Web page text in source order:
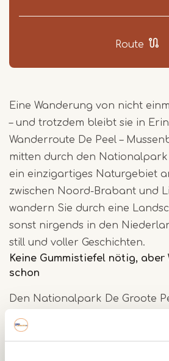
Route
Eine Wanderung von nicht
– und trotzdem bleibt sie in
Wanderroute De Peel –
mitten durch den Nationalpark
ein einzigartiges Naturgebiet
zwischen Noord-Brabant und
wandern Sie durch eine
sonst nirgends in den
still und voller Geschichten.
Keine Gummistiefel nötig, aber
schon
Den Nationalpark De Groote
besten zu Fuß. Früher war
kaum zugänglich, doch heute